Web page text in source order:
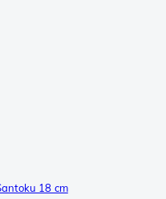
18 cm